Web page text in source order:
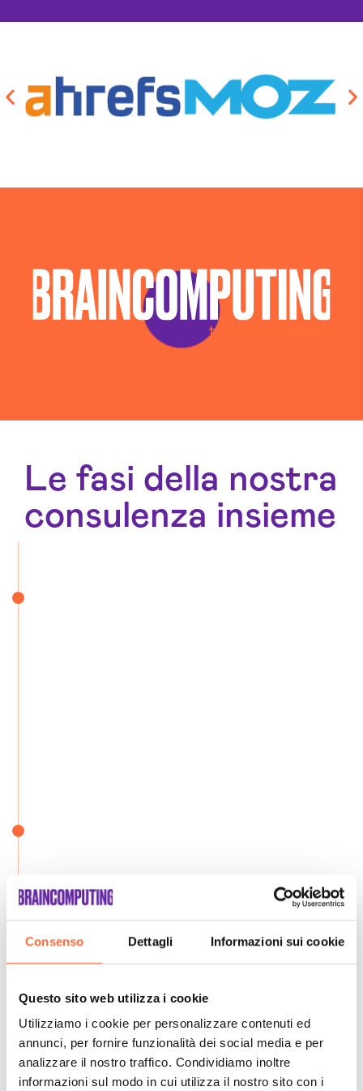
Consenso Dettagli Informazioni sui cookie
Questo sito web utilizza i cookie
Utilizziamo i cookie per personalizzare contenuti ed
annunci, per fornire funzionalità dei social media e per
analizzare il nostro traffico. Condividiamo inoltre
informazioni sul modo in cui utilizza il nostro sito con i
Consulenza Seo Aosta
Consulenza Social Media Aosta
Gestione Campagne Google Ads Aosta
Social Media Advertising Aosta
Web Agency Aosta
Le fasi della nostra
consulenza insieme